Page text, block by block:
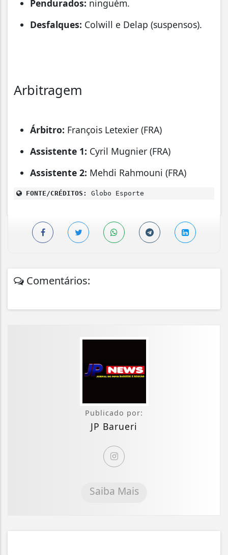
Pendurados: ninguém.
Desfalques: Colwill e Delap (suspensos).
Arbitragem
Árbitro: François Letexier (FRA)
Assistente 1: Cyril Mugnier (FRA)
Assistente 2: Mehdi Rahmouni (FRA)
FONTE/CRÉDITOS: Globo Esporte
Comentários:
Publicado por:
JP Barueri
Saiba Mais